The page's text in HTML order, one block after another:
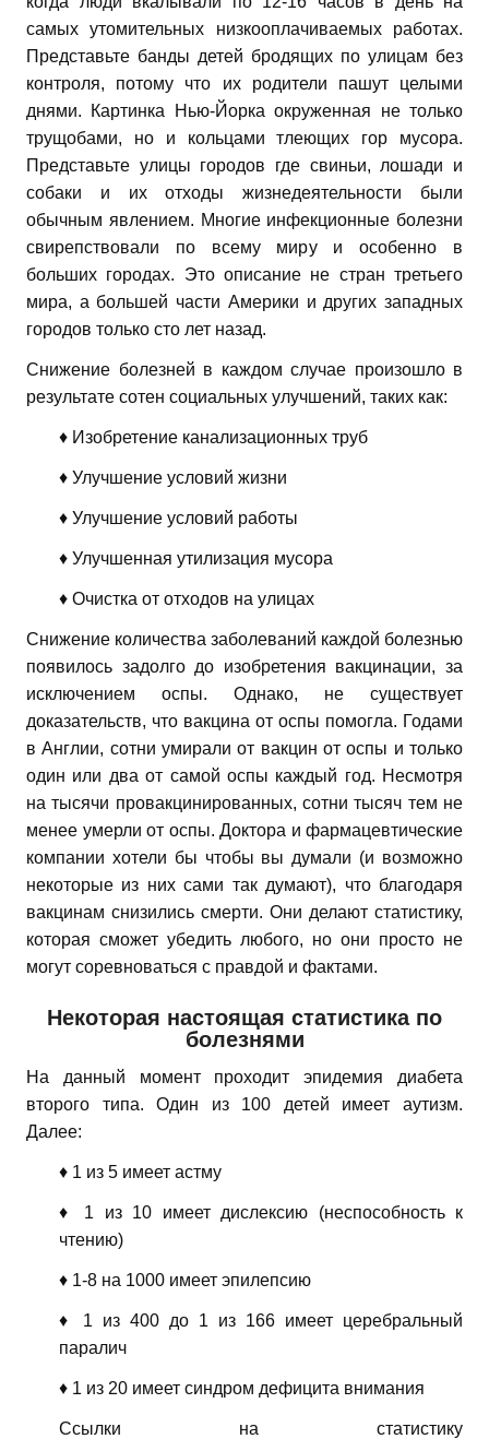
самых утомительных низкооплачиваемых работах.
Представьте банды детей бродящих по улицам без
контроля, потому что их родители пашут целыми
днями. Картинка Нью-Йорка окруженная не только
трущобами, но и кольцами тлеющих гор мусора.
Представьте улицы городов где свиньи, лошади и
собаки и их отходы жизнедеятельности были
обычным явлением. Многие инфекционные болезни
свирепствовали по всему миру и особенно в
больших городах. Это описание не стран третьего
мира, а большей части Америки и других западных
городов только сто лет назад.
Снижение болезней в каждом случае произошло в
результате сотен социальных улучшений, таких как:
♦ Изобретение канализационных труб
♦ Улучшение условий жизни
♦ Улучшение условий работы
♦ Улучшенная утилизация мусора
♦ Очистка от отходов на улицах
Снижение количества заболеваний каждой болезнью
появилось задолго до изобретения вакцинации, за
исключением оспы. Однако, не существует
доказательств, что вакцина от оспы помогла. Годами
в Англии, сотни умирали от вакцин от оспы и только
один или два от самой оспы каждый год. Несмотря
на тысячи провакцинированных, сотни тысяч тем не
менее умерли от оспы. Доктора и фармацевтические
компании хотели бы чтобы вы думали (и возможно
некоторые из них сами так думают), что благодаря
вакцинам снизились смерти. Они делают статистику,
которая сможет убедить любого, но они просто не
могут соревноваться с правдой и фактами.
Некоторая настоящая статистика по
болезнями
На данный момент проходит эпидемия диабета
второго типа. Один из 100 детей имеет аутизм.
Далее:
♦ 1 из 5 имеет астму
♦ 1 из 10 имеет дислексию (неспособность к
чтению)
♦ 1-8 на 1000 имеет эпилепсию
♦ 1 из 400 до 1 из 166 имеет церебральный
паралич
♦ 1 из 20 имеет синдром дефицита внимания
Ссылки на статистику